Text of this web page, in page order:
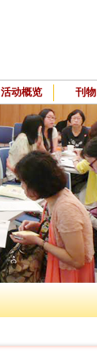
活动概览 刊物